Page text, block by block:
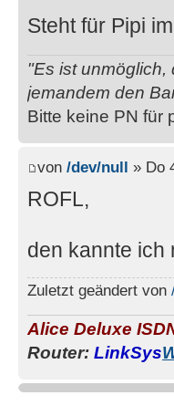
Steht für Pipi
"Es ist unmöglich,
jemandem den
Bitte keine PN für
von /dev/null » Do
ROFL,
den kannte ich
Zuletzt geändert von
Alice Deluxe
Router: LinkSys